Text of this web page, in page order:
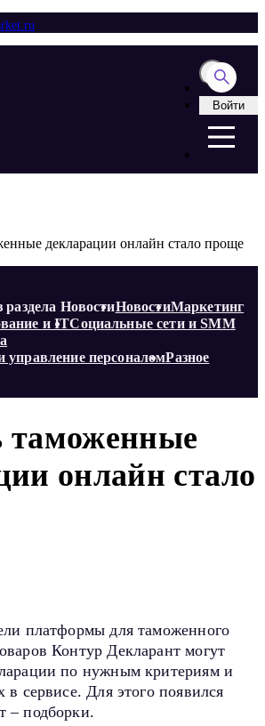
Войти
декларации онлайн стало проще
раздела НовостиНовостиМаркетинг
и ITСоциальные сети и SMM
управление персоналомРазное
таможенные
онлайн стало
платформы для таможенного
Контур Декларант могут
по нужным критериям и
в сервисе. Для этого появился
– подборки.